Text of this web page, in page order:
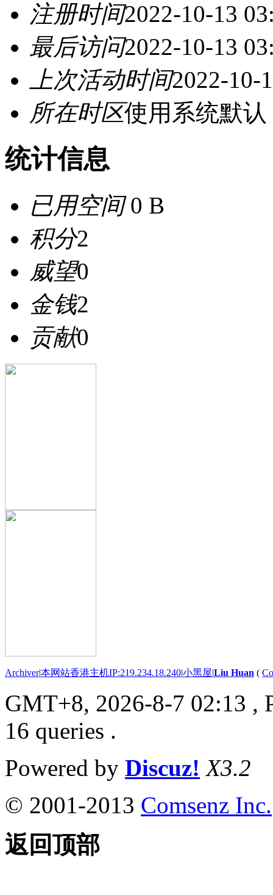
注册时间2022-10-13
最后访问2022-10-13
上次活动时间2022-10-
所在时区使用系统默认
统计信息
已用空间0 B
积分2
威望0
金钱2
贡献0
Archiver|本网站香港主机IP:219.234.18.240|小黑屋|Liu Huan (
GMT+8, 2026-8-7 02:13 ,
16 queries .
Powered by Discuz! X3.2
© 2001-2013 Comsenz Inc.
返回顶部